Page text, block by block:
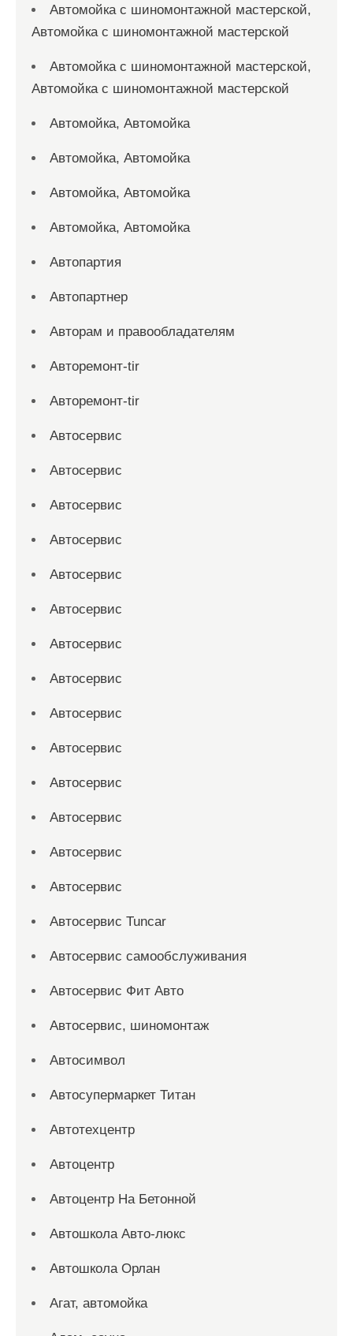
Автомойка с шиномонтажной мастерской,
Автомойка с шиномонтажной мастерской
Автомойка с шиномонтажной мастерской,
Автомойка с шиномонтажной мастерской
Автомойка, Автомойка
Автомойка, Автомойка
Автомойка, Автомойка
Автомойка, Автомойка
Автопартия
Автопартнер
Авторам и правообладателям
Авторемонт-tir
Авторемонт-tir
Автосервис
Автосервис
Автосервис
Автосервис
Автосервис
Автосервис
Автосервис
Автосервис
Автосервис
Автосервис
Автосервис
Автосервис
Автосервис
Автосервис
Автосервис Tuncar
Автосервис самообслуживания
Автосервис Фит Авто
Автосервис, шиномонтаж
Автосимвол
Автосупермаркет Титан
Автотехцентр
Автоцентр
Автоцентр На Бетонной
Автошкола Авто-люкс
Автошкола Орлан
Агат, автомойка